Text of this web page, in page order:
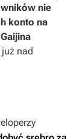
nie
konto na
nad